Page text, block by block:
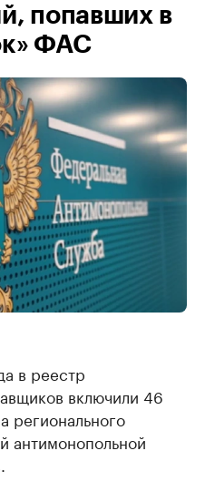
попавших в
ФАС
в реестр
включили 46
регионального
антимонопольной